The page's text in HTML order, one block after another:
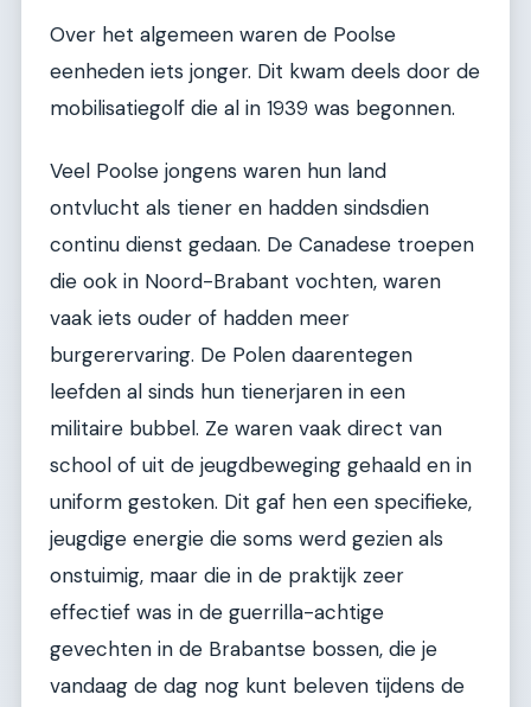
Over het algemeen waren de Poolse
eenheden iets jonger. Dit kwam deels door de
mobilisatiegolf die al in 1939 was begonnen.
Veel Poolse jongens waren hun land
ontvlucht als tiener en hadden sindsdien
continu dienst gedaan. De Canadese troepen
die ook in Noord-Brabant vochten, waren
vaak iets ouder of hadden meer
burgerervaring. De Polen daarentegen
leefden al sinds hun tienerjaren in een
militaire bubbel. Ze waren vaak direct van
school of uit de jeugdbeweging gehaald en in
uniform gestoken. Dit gaf hen een specifieke,
jeugdige energie die soms werd gezien als
onstuimig, maar die in de praktijk zeer
effectief was in de guerrilla-achtige
gevechten in de Brabantse bossen, die je
vandaag de dag nog kunt beleven tijdens de